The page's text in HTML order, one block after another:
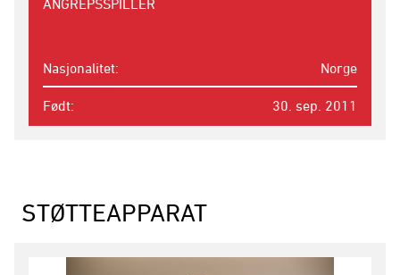
ANGREPSSPILLER
Nasjonalitet Norge
Født 30. sep. 2011
STØTTEAPPARAT